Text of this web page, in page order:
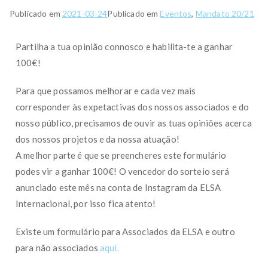
Publicado em 2021-03-24Publicado emEventos, Mandato 20/21
Partilha a tua opinião connosco e habilita-te a ganhar
100€!
Para que possamos melhorar e cada vez mais
corresponder às expetactivas dos nossos associados e do
nosso público, precisamos de ouvir as tuas opiniões acerca
dos nossos projetos e da nossa atuação!
A melhor parte é que se preencheres este formulário
podes vir a ganhar 100€! O vencedor do sorteio será
anunciado este mês na conta de Instagram da ELSA
Internacional, por isso fica atento!
Existe um formulário para Associados da ELSA e outro
para não associados aqui.